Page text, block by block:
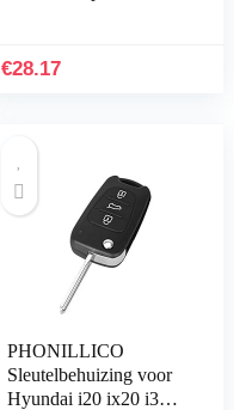
legering…
€28.17
PHONILLICO
Sleutelbehuizing voor
Hyundai i20 ix20 i30